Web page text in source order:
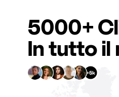
5000+
In tutto il